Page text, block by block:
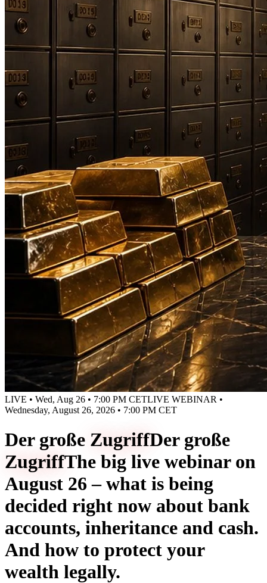
LIVE • Wed, Aug 26 • 7:00 PM CETLIVE WEBINAR •
Wednesday, August 26, 2026 • 7:00 PM CET
Der große ZugriffDer große
ZugriffThe big live webinar on
August 26 – what is being
decided right now about bank
accounts, inheritance and cash.
And how to protect your
wealth legally.